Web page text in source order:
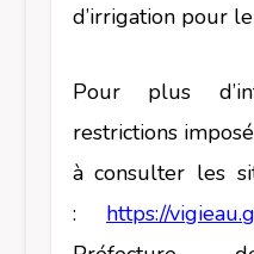
d’irrigation pour
Pour plus
restrictions
à consulter les
: https://